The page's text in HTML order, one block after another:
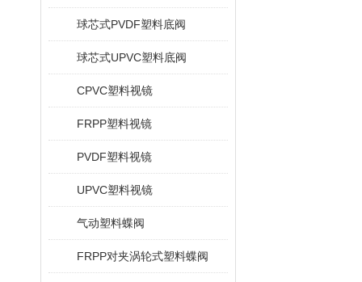
球芯式PVDF塑料底阀
球芯式UPVC塑料底阀
CPVC塑料视镜
FRPP塑料视镜
PVDF塑料视镜
UPVC塑料视镜
气动塑料蝶阀
FRPP对夹涡轮式塑料蝶阀